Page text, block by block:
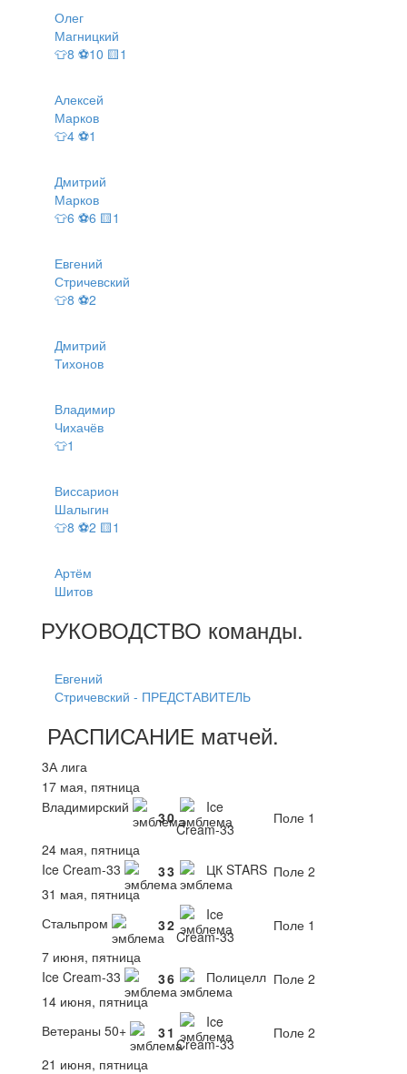
Олег
Магницкий
👕8 ⚽10 🟨1
Алексей
Марков
👕4 ⚽1
Дмитрий
Марков
👕6 ⚽6 🟨1
Евгений
Стричевский
👕8 ⚽2
Дмитрий
Тихонов
Владимир
Чихачёв
👕1
Виссарион
Шалыгин
👕8 ⚽2 🟨1
Артём
Шитов
РУКОВОДСТВО команды.
Евгений
Стричевский - ПРЕДСТАВИТЕЛЬ
РАСПИСАНИЕ матчей.
3А лига
17 мая, пятница
Владимирский
30
Ice
Cream-33
Поле 1
24 мая, пятница
Ice Cream-33
33 ЦК STARS Поле 2
31 мая, пятница
Стальпром
32
Ice
Cream-33
Поле 1
7 июня, пятница
Ice Cream-33
36 Полицелл Поле 2
14 июня, пятница
Ветераны 50+
31
Ice
Cream-33
Поле 2
21 июня, пятница